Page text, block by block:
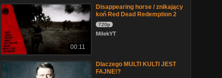
00:11
Disappearing horse / znikający
koń Red Dead Redemption 2
720p
MilekYT
Dlaczego MULTI KULTI JEST
FAJNE!?